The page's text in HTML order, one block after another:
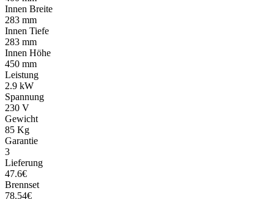
Innen Breite
283 mm
Innen Tiefe
283 mm
Innen Höhe
450 mm
Leistung
2.9 kW
Spannung
230 V
Gewicht
85 Kg
Garantie
3
Lieferung
47.6€
Brennset
78.54€